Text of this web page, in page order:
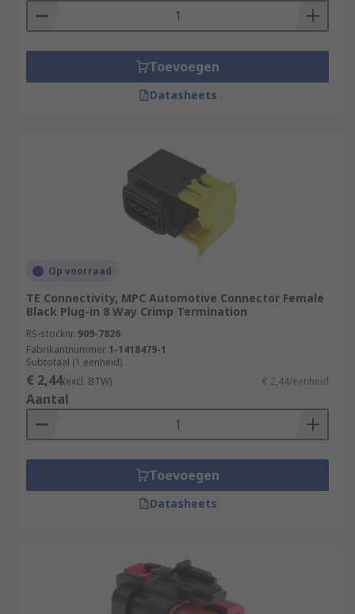
Toevoegen
Datasheets
Op voorraad
TE Connectivity, MPC Automotive Connector Female
Black Plug-in 8 Way Crimp Termination
RS-stocknr. 909-7826
Fabrikantnummer 1-1418479-1
Subtotaal (1 eenheid)
€ 2,44(excl. BTW) € 2,44/eenheid
Aantal
Toevoegen
Datasheets